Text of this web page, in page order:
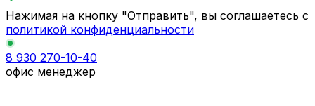
Нажимая на кнопку "Отправить", вы соглашаетесь с
политикой конфиденциальности
8 930 270-10-40
офис менеджер